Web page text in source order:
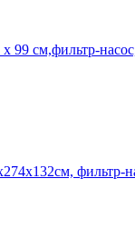
99 см,фильтр-
фильтр-